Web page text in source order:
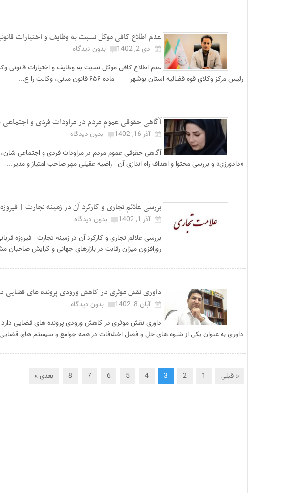
عدم اطلاع کافی موکل نسبت به وظایف و اختیارات
دی 2, 1402
بدون دیدگاه
عدم اطلاع کافی موکل نسبت به وظایف و اختیارات قانونی
رئیس مرکز وکلای قوه قضائیه استان بوشهر ماده ۶۵۶ قانون مدنی، وکالت را ع...
آگاهی حقوقی عموم مردم در مراودات فردی و اجتماعی
آذر 16, 1402
بدون دیدگاه
آگاهی حقوقی عموم مردم در مراودات فردی و اجتماعی
«دادورزی» و بررسی محتوا و اهداف راه اندازی آن راضیه عقیلی مهر صاحب امتیاز و مدیر...
بررسی علائم تجاری و کارکرد آن در زمینه تجارت |
آذر 1, 1402
بدون دیدگاه
بررسی علائم تجاری و کارکرد آن در زمینه تجارت فیروزه
روزافزون میزان رقابت در بازارهای جهانی و گرایش
داوری نقش موثری در کاهش ورودی پرونده های
آبان 8, 1402
بدون دیدگاه
داوری نقش موثری در کاهش ورودی پرونده های قضایی
داوری به عنوان یکی از شیوه های حل و فصل اختلافات در همه جوامع و سیستم های
« قبلی 1
2
3
4
5
6
7
8 بعدی »